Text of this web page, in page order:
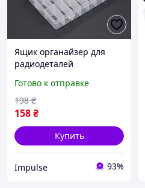
Ящик органайзер для
радиодеталей
195х35х130 мм бокс для
хранения
радиокомпонентов
impulse
Готово к отправке
158₴
198 ₴
Купить
Impulse 93%